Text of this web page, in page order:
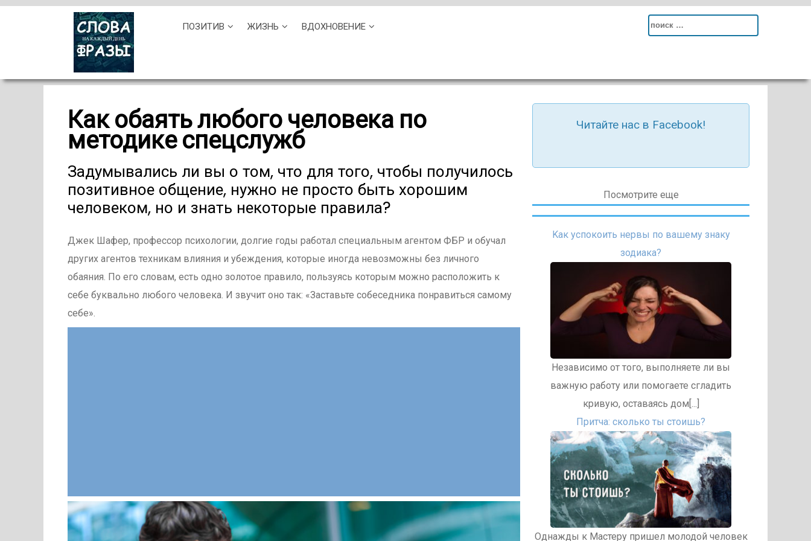
ПОЗИТИВ ЖИЗНЬ ВДОХНОВЕНИЕ
Search
Как обаять любого человека по
методике спецслужб
Задумывались ли вы о том, что для того, чтобы получилось
позитивное общение, нужно не просто быть хорошим
человеком, но и знать некоторые правила?
Джек Шафер, профессор психологии, долгие годы работал специальным агентом ФБР и обучал
других агентов техникам влияния и убеждения, которые иногда невозможны без личного
обаяния. По его словам, есть одно золотое правило, пользуясь которым можно расположить к
себе буквально любого человека. И звучит оно так: «Заставьте собеседника понравиться самому
себе».
Читайте нас в Facebook!
Посмотрите еще
Kак успокоить нервы по вашему знаку
зодиака?
Hезависимо от того, выполняете ли вы
важную работу или помогаете сгладить
кривую, оставаясь дом[...]
Притча: сколько ты стоишь?
Однажды к Мастеру пришел молодой человек